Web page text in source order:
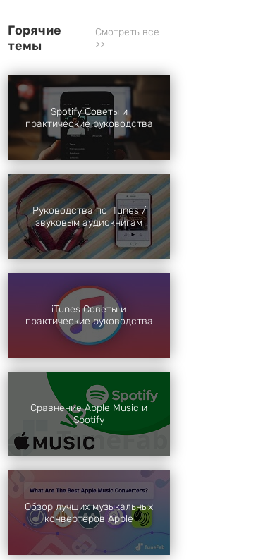
Конвертер музыки
Скачать музыку с YouTube в MP3
Подробнее >>
Горячие
темы
Смотреть все
>>
Spotify Советы и
практические руководства
Руководства по iTunes /
звуковым аудиокнигам
iTunes Советы и
практические руководства
Сравнение Apple Music и
Spotify
Обзор лучших музыкальных
конвертеров Apple